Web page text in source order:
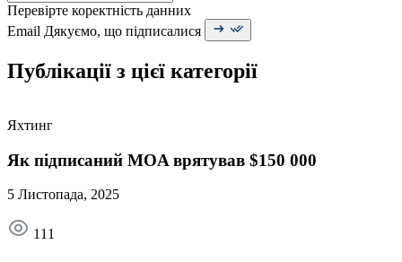
Перевірте коректність данних
Email Дякуємо, що підписалися
Публікації з цієї категорії
Яхтинг
Як підписаний MOA врятував $150 000
5 Листопада, 2025
111